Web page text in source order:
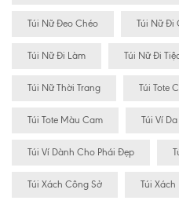
Túi Nữ Đeo Chéo Túi Nữ Đi
Túi Nữ Đi Làm Túi Nữ Đi
Túi Nữ Thời Trang Túi Tote
Túi Tote Màu Cam Túi Ví
Túi Ví Dành Cho Phái Đẹp
Túi Xách Công Sở Túi Xách